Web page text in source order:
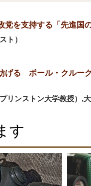
党を支持する「先進国の
ト）
げる ポール・クルー
リンストン大学教授）,
す